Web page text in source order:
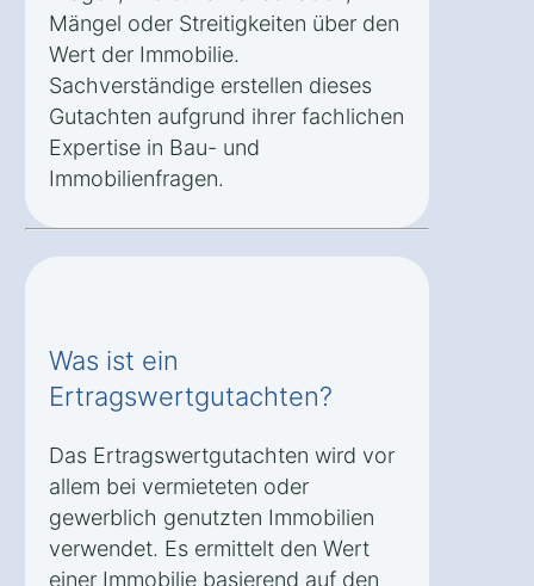
Mängel oder Streitigkeiten über den
Wert der Immobilie.
Sachverständige erstellen dieses
Gutachten aufgrund ihrer fachlichen
Expertise in Bau- und
Immobilienfragen.
Was ist ein
Ertragswertgutachten?
Das Ertragswertgutachten wird vor
allem bei vermieteten oder
gewerblich genutzten Immobilien
verwendet. Es ermittelt den Wert
einer Immobilie basierend auf den